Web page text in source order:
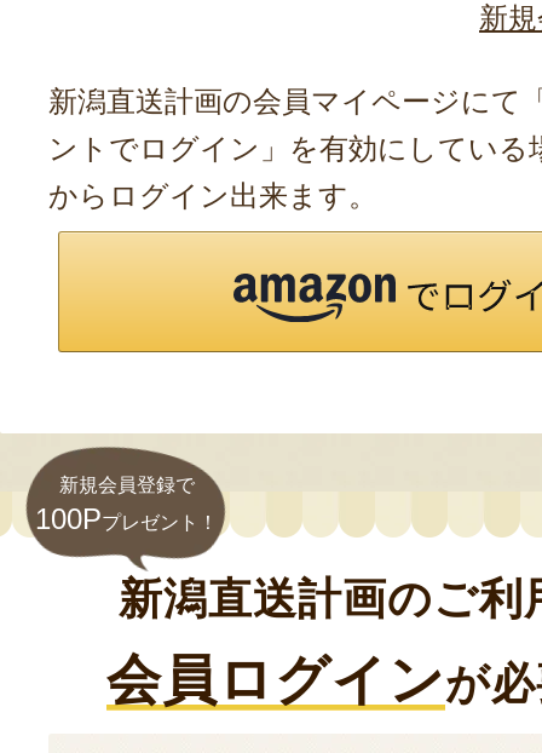
新
新潟直送計画の会員マイページにて
ントでログイン」を有効にしている
からログイン出来ます。
新規会員登録で
100Pプレゼント！
新潟直送計画のご利
会員ログインが